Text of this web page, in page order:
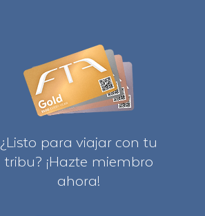
¿Listo para viajar con tu
tribu? ¡Hazte miembro
ahora!